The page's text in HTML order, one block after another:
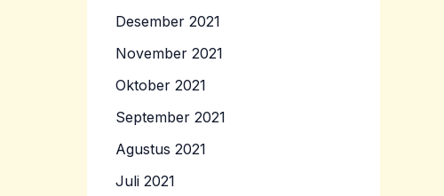
Desember 2021
November 2021
Oktober 2021
September 2021
Agustus 2021
Juli 2021